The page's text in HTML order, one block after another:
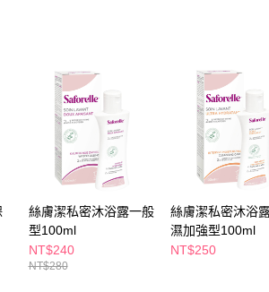
先享後付」後，將跳轉至「AFTEE先享後付」
確認金額後，即可完成結帳。
14天內，點擊此簡訊中的連結，可透過四大超商／
方式進行付款，方視為交易完成。
當下不需立刻繳費，但若您需要取消訂單，請聯絡
家同意取消之訂單仍視為有效，需透過AFTEE先享
先享後付 」之結帳頁面顯示為準，若有關於
取消欲退款等相關疑問，請聯繫「AFTEE先享後付
有限公司提供之「AFTEE先享後付」服務完成之交
圍內提供個人資料，並將交易相關給付款項請求債
含以上)免運費
含以上)免運費
含以上)免運費
含以上)免運費
絲膚潔私密沐浴露一般
型100ml
NT$240
NT$280
絲膚潔私密沐浴
濕加強型100ml
NT$250